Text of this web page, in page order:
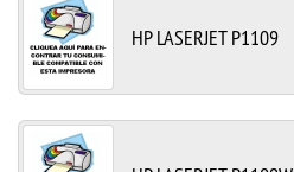
HP LASERJET P1109